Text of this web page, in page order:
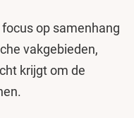
op samenhang
vakgebieden,
krijgt om de